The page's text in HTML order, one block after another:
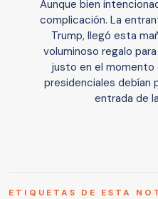
Aunque bien
complicación. La
Trump, llegó esta
voluminoso regalo
justo en el momento
presidenciales debían
entrada de
ETIQUETAS DE ESTA